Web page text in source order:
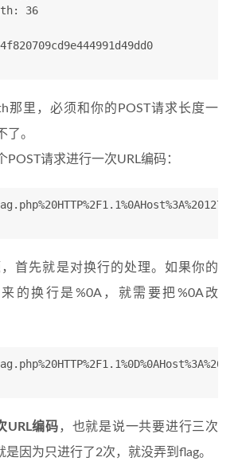
36
那里，必须和你的POST请求长度一
了。
请求进行一次URL编码：
首先就是对换行的处理。如果你的
的换行是%0A，就需要把%0A改
URL编码，也就是说一共要进行三次
是因为只进行了2次，就没弄到flag。